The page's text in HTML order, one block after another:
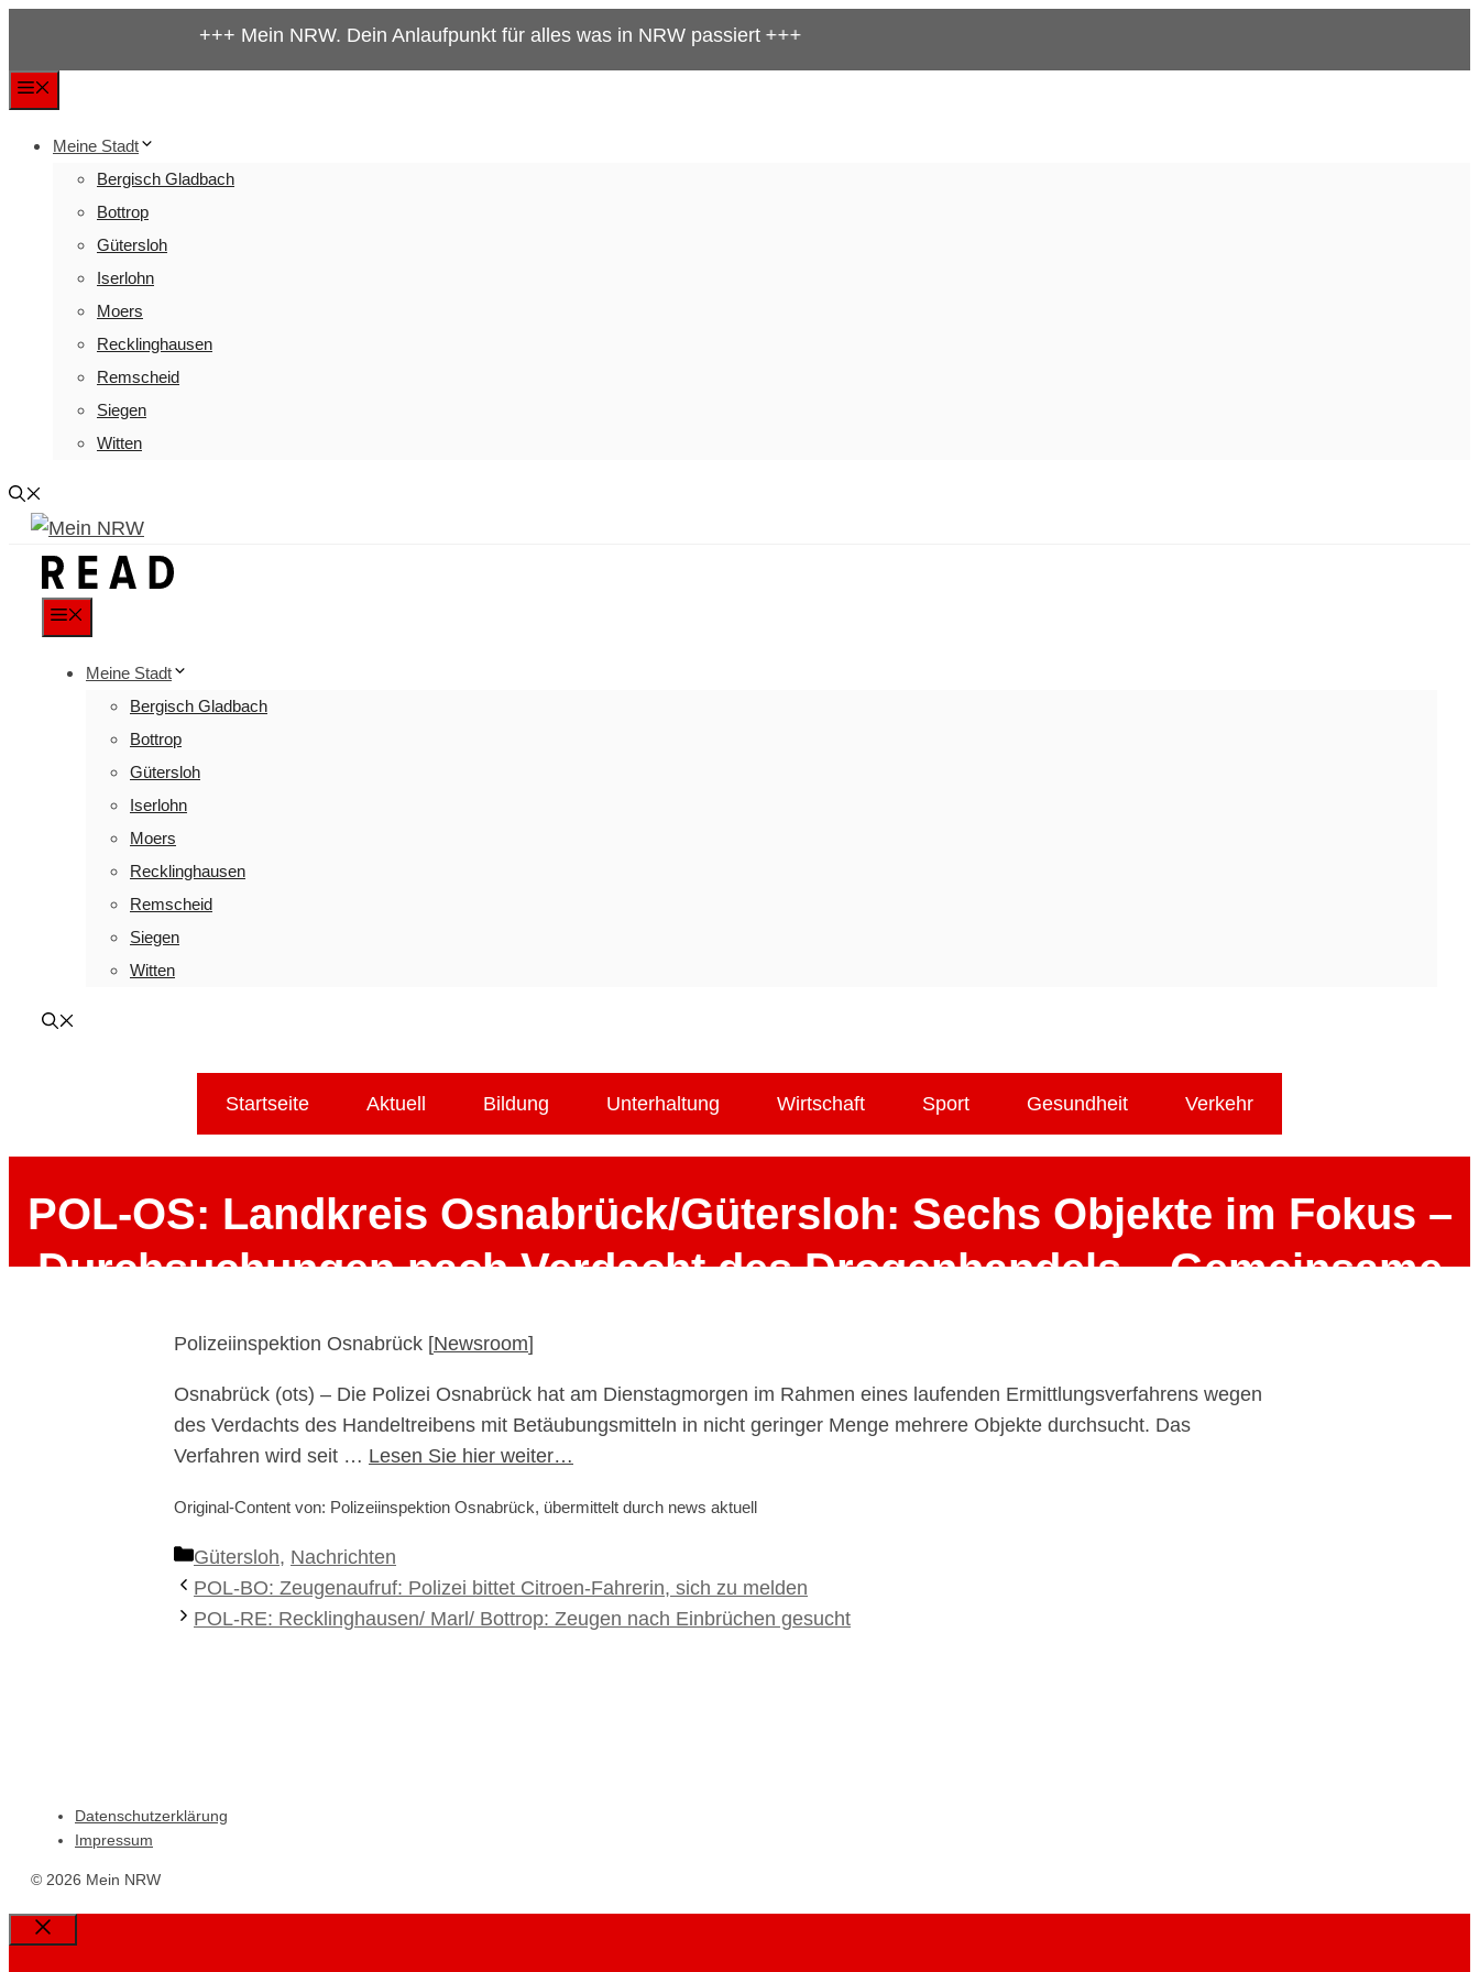
springen
+++ Mein NRW. Dein Anlaufpunkt für alles was in NRW passiert +++
Meine Stadt
Bergisch Gladbach
Bottrop
Gütersloh
Iserlohn
Moers
Recklinghausen
Remscheid
Siegen
Witten
Meine Stadt
Bergisch Gladbach
Bottrop
Gütersloh
Iserlohn
Moers
Recklinghausen
Remscheid
Siegen
Witten
Startseite Aktuell Bildung Unterhaltung Wirtschaft Sport Gesundheit Verkehr
POL-OS: Landkreis Osnabrück/Gütersloh: Sechs Objekte im Fokus –
Durchsuchungen nach Verdacht des Drogenhandels – Gemeinsame
Pressemitteilung von Polizei und Staatsanwaltschaft Osnabrück
4. Dezember 2025
Polizeiinspektion Osnabrück [Newsroom]
Osnabrück (ots) – Die Polizei Osnabrück hat am Dienstagmorgen im Rahmen eines laufenden Ermittlungsverfahrens wegen
des Verdachts des Handeltreibens mit Betäubungsmitteln in nicht geringer Menge mehrere Objekte durchsucht. Das
Verfahren wird seit … Lesen Sie hier weiter…
Original-Content von: Polizeiinspektion Osnabrück, übermittelt durch news aktuell
Kategorien
Gütersloh, Nachrichten
POL-BO: Zeugenaufruf: Polizei bittet Citroen-Fahrerin, sich zu melden
POL-RE: Recklinghausen/ Marl/ Bottrop: Zeugen nach Einbrüchen gesucht
Datenschutzerklärung
Impressum
© 2026 Mein NRW
Close